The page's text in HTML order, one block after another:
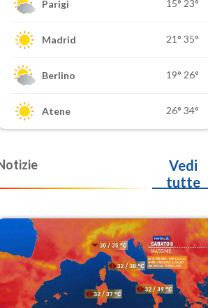
Parigi 15° 23°
Madrid 21° 35°
Berlino 19° 26°
Atene 26° 34°
Vedi
tutte